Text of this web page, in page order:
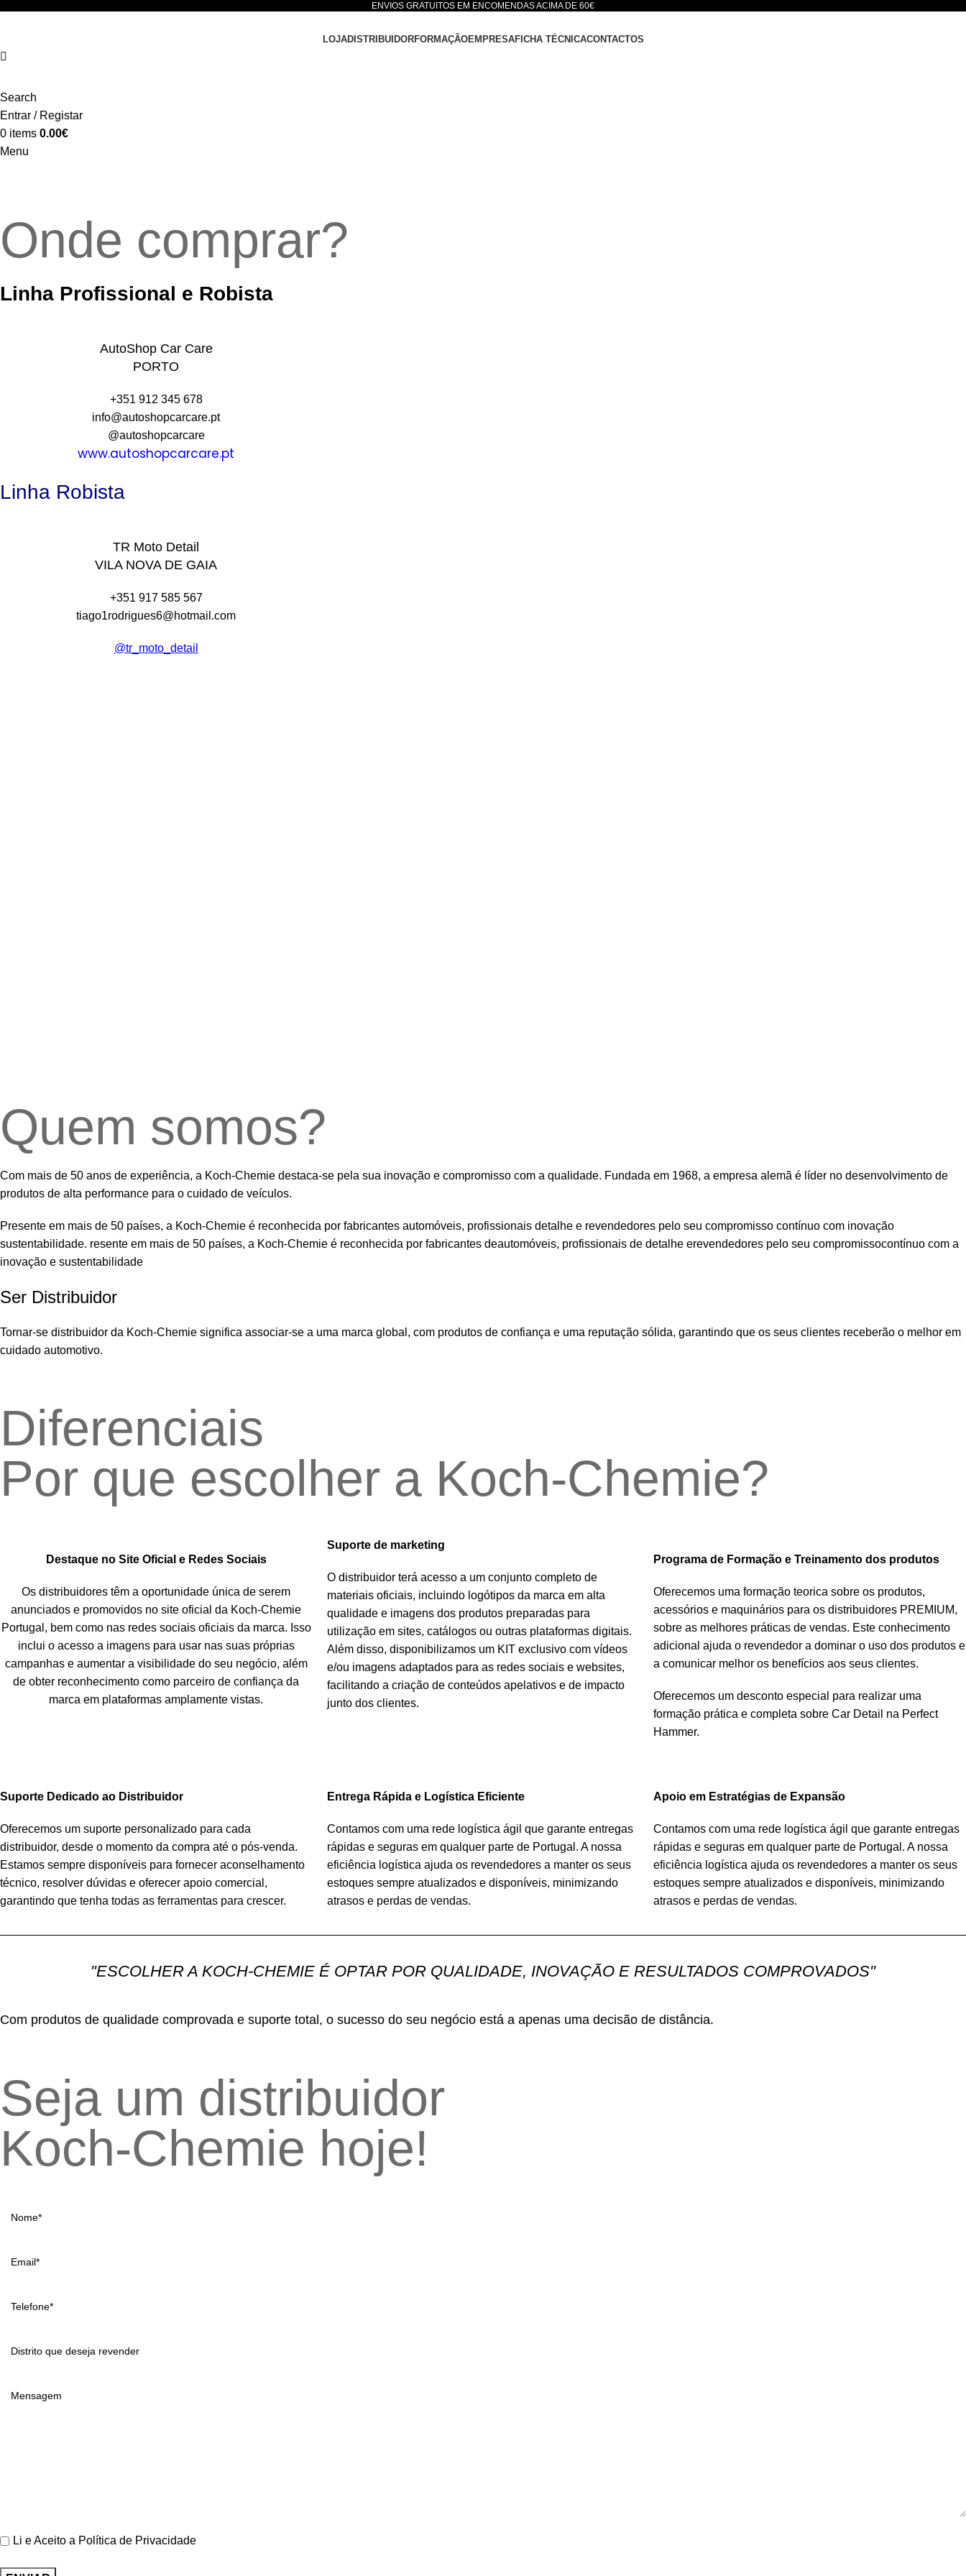
ENVIOS GRATUITOS EM ENCOMENDAS ACIMA DE 60€
LOJADISTRIBUIDORFORMAÇÃOEMPRESAFICHA TÉCNICACONTACTOS
Search
Entrar / Registar
0 items 0.00€
Menu
Onde comprar?
Linha Profissional e Robista
AutoShop Car Care
PORTO
+351 912 345 678
info@autoshopcarcare.pt
@autoshopcarcare
www.autoshopcarcare.pt
Linha Robista
TR Moto Detail
VILA NOVA DE GAIA
+351 917 585 567
tiago1rodrigues6@hotmail.com
@tr_moto_detail
Quem somos?
Com mais de 50 anos de experiência, a Koch-Chemie destaca-se pela sua inovação e compromisso com a qualidade. Fundada em 1968, a empresa alemã é líder no desenvolvimento de
produtos de alta performance para o cuidado de veículos.
Presente em mais de 50 países, a Koch-Chemie é reconhecida por fabricantes automóveis, profissionais detalhe e revendedores pelo seu compromisso contínuo com inovação
sustentabilidade. resente em mais de 50 países, a Koch-Chemie é reconhecida por fabricantes deautomóveis, profissionais de detalhe erevendedores pelo seu compromissocontínuo com a
inovação e sustentabilidade
Ser Distribuidor
Tornar-se distribuidor da Koch-Chemie significa associar-se a uma marca global, com produtos de confiança e uma reputação sólida, garantindo que os seus clientes receberão o melhor em
cuidado automotivo.
Diferenciais
Por que escolher a Koch-Chemie?
Destaque no Site Oficial e Redes Sociais
Os distribuidores têm a oportunidade única de serem
anunciados e promovidos no site oficial da Koch-Chemie
Portugal, bem como nas redes sociais oficiais da marca. Isso
inclui o acesso a imagens para usar nas suas próprias
campanhas e aumentar a visibilidade do seu negócio, além
de obter reconhecimento como parceiro de confiança da
marca em plataformas amplamente vistas.
Suporte de marketing
O distribuidor terá acesso a um conjunto completo de
materiais oficiais, incluindo logótipos da marca em alta
qualidade e imagens dos produtos preparadas para
utilização em sites, catálogos ou outras plataformas digitais.
Além disso, disponibilizamos um KIT exclusivo com vídeos
e/ou imagens adaptados para as redes sociais e websites,
facilitando a criação de conteúdos apelativos e de impacto
junto dos clientes.
Programa de Formação e Treinamento dos produtos
Oferecemos uma formação teorica sobre os produtos,
acessórios e maquinários para os distribuidores PREMIUM,
sobre as melhores práticas de vendas. Este conhecimento
adicional ajuda o revendedor a dominar o uso dos produtos e
a comunicar melhor os benefícios aos seus clientes.
Oferecemos um desconto especial para realizar uma
formação prática e completa sobre Car Detail na Perfect
Hammer.
Suporte Dedicado ao Distribuidor
Oferecemos um suporte personalizado para cada
distribuidor, desde o momento da compra até o pós-venda.
Estamos sempre disponíveis para fornecer aconselhamento
técnico, resolver dúvidas e oferecer apoio comercial,
garantindo que tenha todas as ferramentas para crescer.
Entrega Rápida e Logística Eficiente
Contamos com uma rede logística ágil que garante entregas
rápidas e seguras em qualquer parte de Portugal. A nossa
eficiência logística ajuda os revendedores a manter os seus
estoques sempre atualizados e disponíveis, minimizando
atrasos e perdas de vendas.
Apoio em Estratégias de Expansão
Contamos com uma rede logística ágil que garante entregas
rápidas e seguras em qualquer parte de Portugal. A nossa
eficiência logística ajuda os revendedores a manter os seus
estoques sempre atualizados e disponíveis, minimizando
atrasos e perdas de vendas.
"ESCOLHER A KOCH-CHEMIE É OPTAR POR QUALIDADE, INOVAÇÃO E RESULTADOS COMPROVADOS"
Com produtos de qualidade comprovada e suporte total, o sucesso do seu negócio está a apenas uma decisão de distância.
Seja um distribuidor
Koch-Chemie hoje!
Li e Aceito a Política de Privacidade